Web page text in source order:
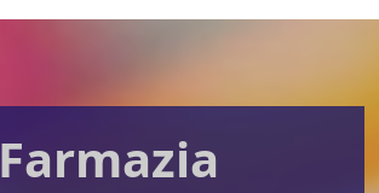
Farmazia